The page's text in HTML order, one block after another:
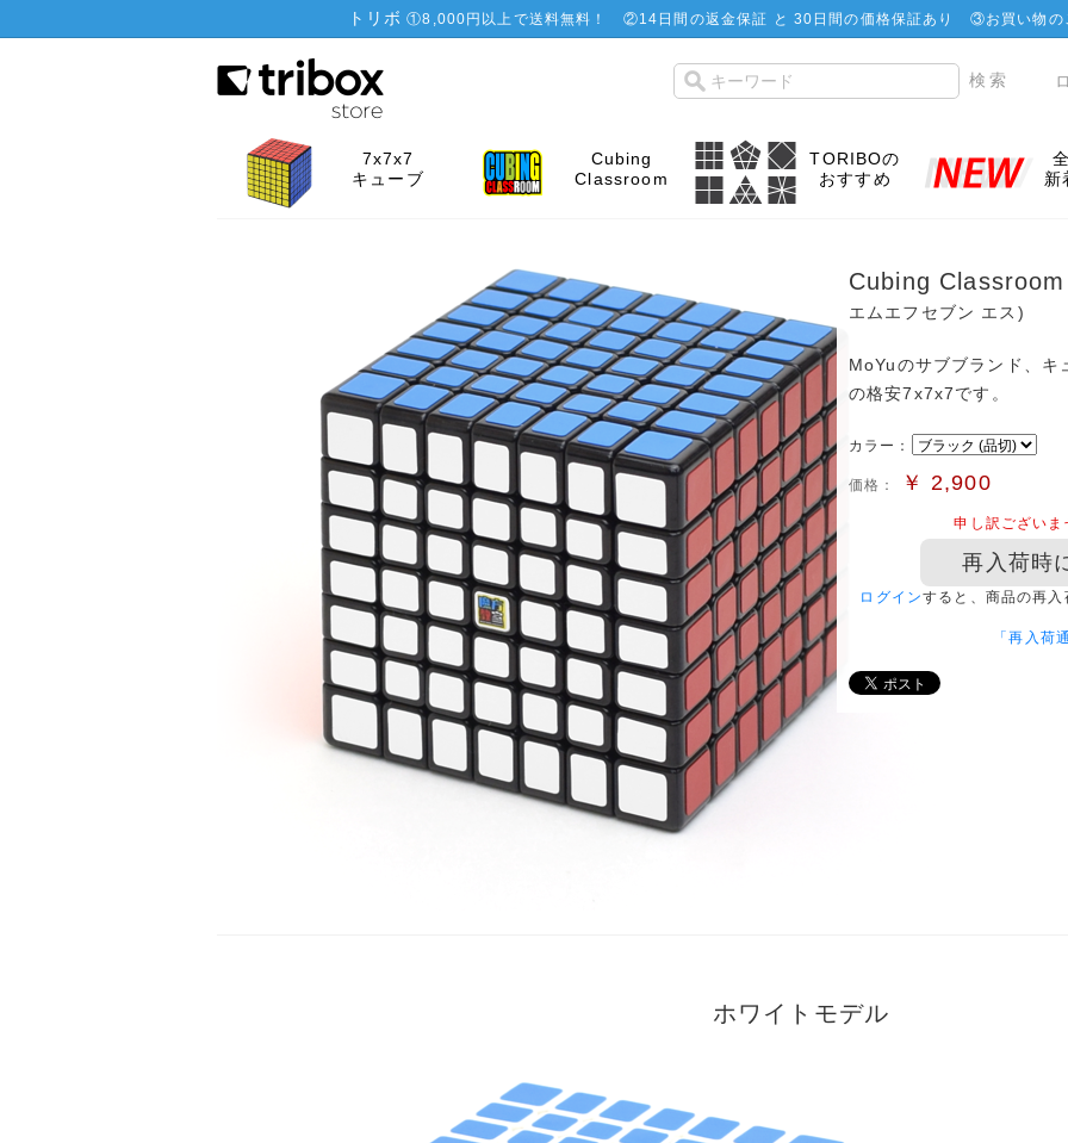
トリボ ①8,000円以上で送料無料！ ②14日間の返金保証 と 30日間の価格保証あり ③お買い物の
7x7x7
キューブ
Cubing
Classroom
TORIBOの
おすすめ
新
Cubing
エムエフセブン エス)
MoYuのサブブランド、
の格安7x7x7です。
カラー：
価格： ￥ 2,900
申し訳ござい
再入荷時
ログインすると、商品の再
「再入荷
ホワイトモデル